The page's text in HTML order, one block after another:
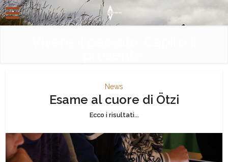
News
Esame al cuore di Ötzi
Ecco i risultati...